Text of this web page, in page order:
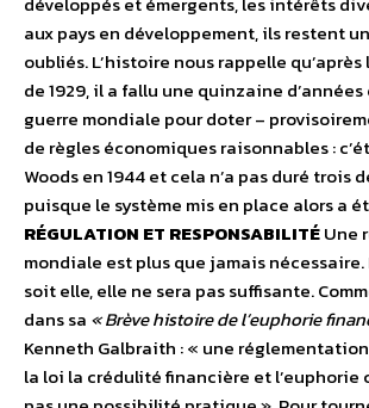
aux pays en développement, ils restent
oubliés. L’histoire nous rappelle
de 1929, il a fallu une quinzaine
guerre mondiale pour doter –
de règles économiques raisonnables :
Woods en 1944 et cela n’a pas duré trois
puisque le système mis en place alors a
RÉGULATION ET RESPONSABILITÉUne
mondiale est plus que jamais nécessaire.
soit elle, elle ne sera pas suffisante.
dans sa « Brève histoire de l’euphorie
Kenneth Galbraith : « une
la loi la crédulité financière et l’euphorie